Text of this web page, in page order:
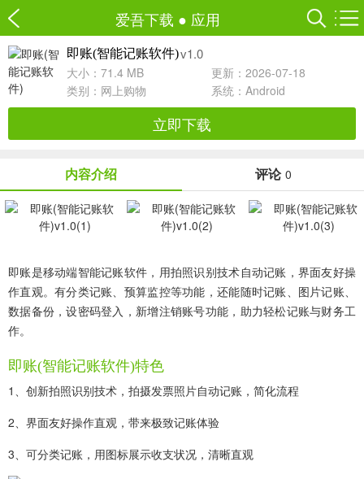
爱吾下载 ● 应用
即账(智能记账软件)v1.0
大小：71.4 MB
更新：2026-07-18
类别： 网上购物 系统：Android
立即下载
内容介绍 评论 0
即账是移动端智能记账软件，用拍照识别技术自动记账，界面友好操
作直观。有分类记账、预算监控等功能，还能随时记账、图片记账、
数据备份，设密码登入，新增注销账号功能，助力轻松记账与财务工
作。
即账(智能记账软件)特色
1、创新拍照识别技术，拍摄发票照片自动记账，简化流程
2、界面友好操作直观，带来极致记账体验
3、可分类记账，用图标展示收支状况，清晰直观